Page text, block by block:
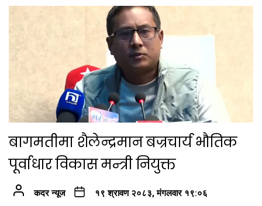
बागमतीमा शैलेन्द्रमान बज्रचार्य भौतिक
पूर्वाधार विकास मन्त्री नियुक्त
कदर न्यूज १९ श्रावण २०८३, मंगलवार १९:०६